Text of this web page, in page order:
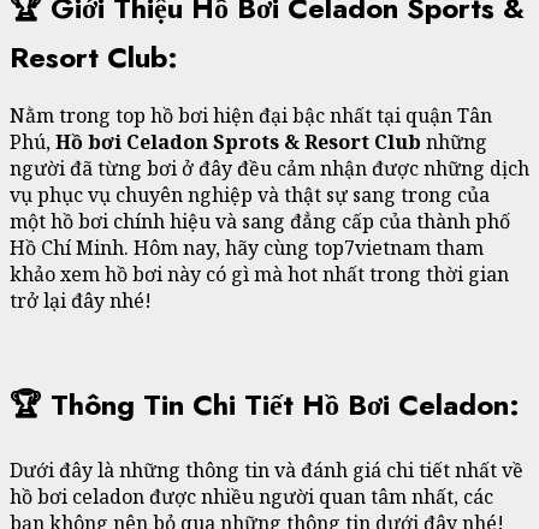
Resort Club:
Nằm trong top hồ bơi hiện đại bậc nhất tại quận Tân
Phú,Hồ bơi Celadon Sprots & Resort Club những
người đã từng bơi ở đây đều cảm nhận được những dịch
vụ phục vụ chuyên nghiệp và thật sự sang trong của
một hồ bơi chính hiệu và sang đẳng cấp của thành phố
Hồ Chí Minh. Hôm nay, hãy cùng top7vietnam tham
khảo xem hồ bơi này có gì mà hot nhất trong thời gian
trở lại đây nhé!
🏆 Thông Tin Chi Tiết Hồ Bơi Celadon:
Dưới đây là những thông tin và đánh giá chi tiết nhất về
hồ bơi celadon được nhiều người quan tâm nhất, các
bạn không nên bỏ qua những thông tin dưới đây nhé!